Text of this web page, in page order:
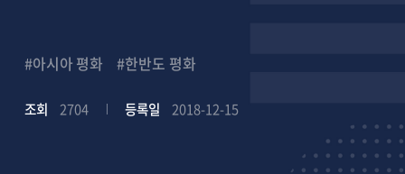
#아시아 평화 #한반도 평화
조회 2704 등록일 2018-12-15